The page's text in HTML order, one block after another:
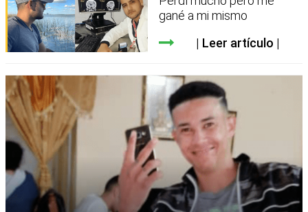
gané a mi mismo
Leer artículo